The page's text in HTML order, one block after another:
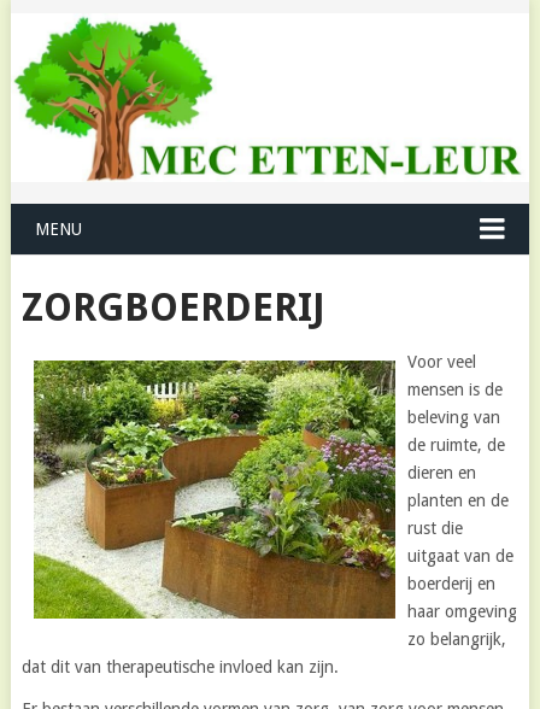
MENU
ZORGBOERDERIJ
Voor veel
mensen is de
beleving van
de ruimte, de
dieren en
planten en de
rust die
uitgaat van de
boerderij en
haar omgeving
zo belangrijk,
dat dit van therapeutische invloed kan zijn.